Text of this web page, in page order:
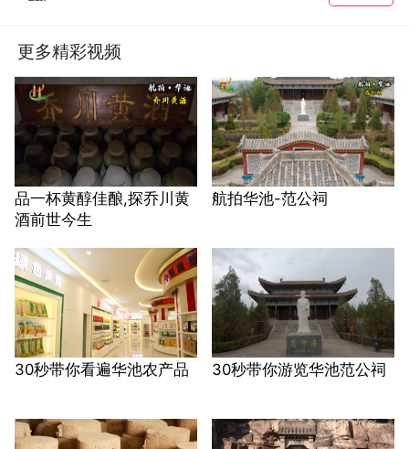
更多精彩视频
品一杯黄醇佳酿,探乔川黄
酒前世今生
航拍华池-范公祠
30秒带你看遍华池农产品 30秒带你游览华池范公祠